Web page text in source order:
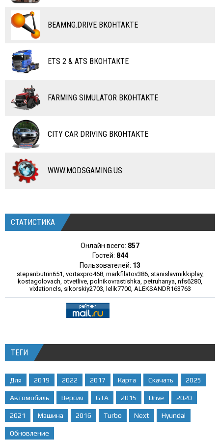
САМОЛЕТЫ
RC ТРАНСПОРТ
КАРТЫ
ЧИТЫ
ПРОГРАММЫ
BEAMNG.DRIVE ВКОНТАКТЕ
ETS 2 & ATS ВКОНТАКТЕ
FARMING SIMULATOR ВКОНТАКТЕ
CITY CAR DRIVING ВКОНТАКТЕ
WWW.MODSGAMING.US
СТАТИСТИКА
Онлайн всего: 857
Гостей: 844
Пользователей: 13
stepanbutrin651, vortaxpro468, markfilatov386, stanislavmikkiplay,
kostagolovach, otvetlive, polnikovrastishka, petruhanya, nfs6280,
vixlationcls, sikorskiy2703, lelik7700, ALEKSANDR163763
ТЕГИ
Для 2019 2022 2017 Карта Скачать 2025
Автомобиль Версия GTA 2015 Drive 2020
2021 Машина 2016 Turbo Next Hyundai
Обновление